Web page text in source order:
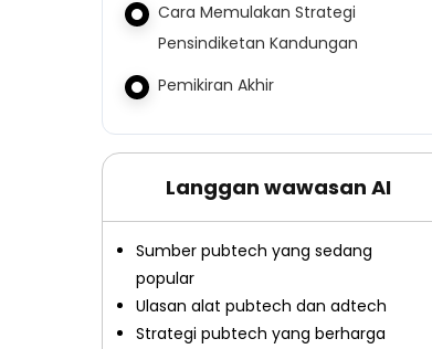
Cara Memulakan Strategi
Pensindiketan Kandungan
Pemikiran Akhir
Langgan wawasan AI
Sumber pubtech yang sedang
popular
Ulasan alat pubtech dan adtech
Strategi pubtech yang berharga